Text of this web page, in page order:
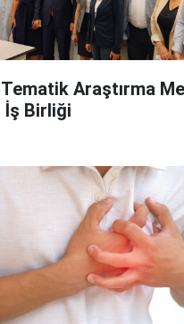
Araştırma
İş Birliği